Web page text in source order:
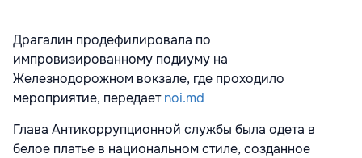
Драгалин продефилировала по
импровизированному подиуму на
Железнодорожном вокзале, где проходило
мероприятие, передаетnoi.md
Глава Антикоррупционной службы была одета в
белое платье в национальном стиле, созданное